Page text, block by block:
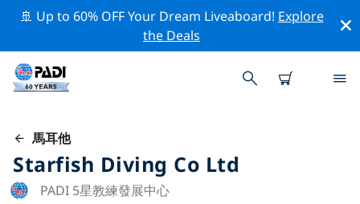
🚢 Up to 60% OFF Your Dream Liveaboard! Explore
the Deals
馬耳他
Starfish Diving Co Ltd
PADI 5星教練發展中心